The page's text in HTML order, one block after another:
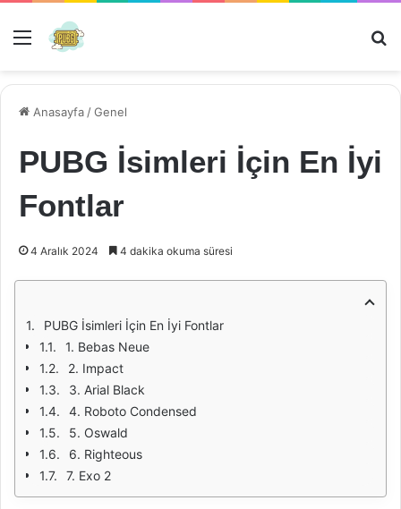
Menü
Anasayfa /Genel
PUBG İsimleri İçin En İyi
Fontlar
4 Aralık 2024 4 dakika okuma süresi
PUBG İsimleri İçin En İyi Fontlar
1. Bebas Neue
2. Impact
3. Arial Black
4. Roboto Condensed
5. Oswald
6. Righteous
7. Exo 2